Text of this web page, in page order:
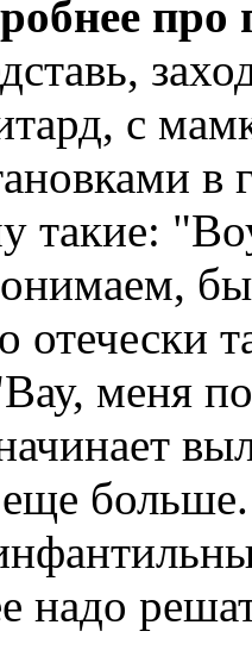
про
с
в
такие:
отечески
меня
еще
надо